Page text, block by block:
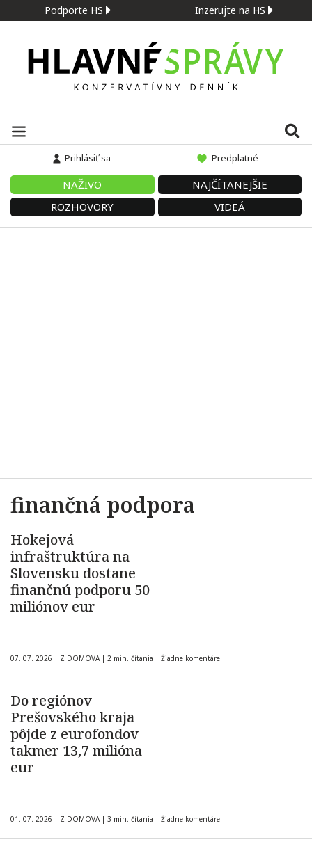
Podporte HS Inzerujte na HS
Prihlásiť sa Predplatné
NAŽIVO
NAJČÍTANEJŠIE
ROZHOVORY
VIDEÁ
finančná podpora
Hokejová
infraštruktúra na
Slovensku dostane
finančnú podporu 50
miliónov eur
07. 07. 2026 | Z DOMOVA | 2 min. čítania | Žiadne komentáre
Do regiónov
Prešovského kraja
pôjde z eurofondov
takmer 13,7 milióna
eur
01. 07. 2026 | Z DOMOVA | 3 min. čítania | Žiadne komentáre